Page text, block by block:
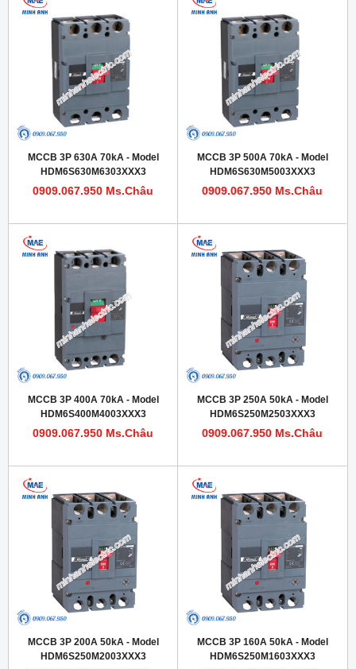
MCCB 3P 630A 70kA - Model
HDM6S630M6303XXX3
0909.067.950 Ms.Châu
MCCB 3P 500A 70kA - Model
HDM6S630M5003XXX3
0909.067.950 Ms.Châu
MCCB 3P 400A 70kA - Model
HDM6S400M4003XXX3
0909.067.950 Ms.Châu
MCCB 3P 250A 50kA - Model
HDM6S250M2503XXX3
0909.067.950 Ms.Châu
MCCB 3P 200A 50kA - Model
HDM6S250M2003XXX3
MCCB 3P 160A 50kA - Model
HDM6S250M1603XXX3